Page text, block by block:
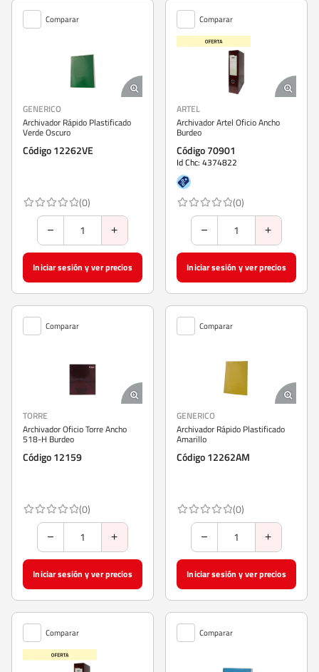
Comparar
GENERICO
Archivador Rápido Plastificado
Verde Oscuro
Código 12262VE
(0)
Iniciar sesión y ver precios
Comparar
ARTEL
Archivador Artel Oficio Ancho
Burdeo
Código 70901
Id Chc: 4374822
(0)
Iniciar sesión y ver precios
Comparar
TORRE
Archivador Oficio Torre Ancho
518-H Burdeo
Código 12159
(0)
Iniciar sesión y ver precios
Comparar
GENERICO
Archivador Rápido Plastificado
Amarillo
Código 12262AM
(0)
Iniciar sesión y ver precios
Comparar Comparar